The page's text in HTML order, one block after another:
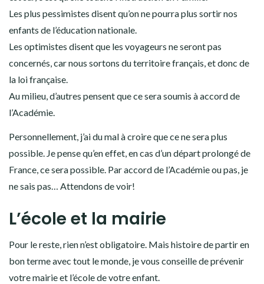
Les plus pessimistes disent qu’on ne pourra plus sortir nos
enfants de l’éducation nationale.
Les optimistes disent que les voyageurs ne seront pas
concernés, car nous sortons du territoire français, et donc de
la loi française.
Au milieu, d’autres pensent que ce sera soumis à accord de
l’Académie.
Personnellement, j’ai du mal à croire que ce ne sera plus
possible. Je pense qu’en effet, en cas d’un départ prolongé de
France, ce sera possible. Par accord de l’Académie ou pas, je
ne sais pas… Attendons de voir!
L’école et la mairie
Pour le reste, rien n’est obligatoire. Mais histoire de partir en
bon terme avec tout le monde, je vous conseille de prévenir
votre mairie et l’école de votre enfant.